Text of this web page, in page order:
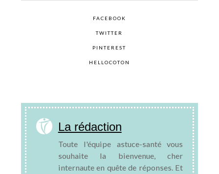
FACEBOOK
TWITTER
PINTEREST
HELLOCOTON
La rédaction
Toute l'équipe astuce-santé vous
souhaite la bienvenue, cher
internaute en quête de réponses. Et